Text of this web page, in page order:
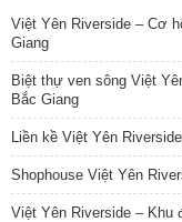
Việt Yên Riverside – Cơ
Giang
Biệt thự ven sông Việt
Bắc Giang
Liền kề Việt Yên
Shophouse Việt Yên
Việt Yên Riverside – Khu